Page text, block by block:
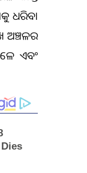
ଧରିବା
ଅଞ୍ଚଳର
ଏବଂ